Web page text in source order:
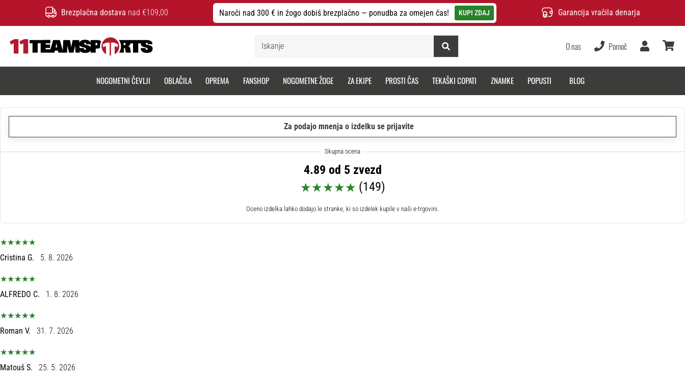
Brezplačna dostava nad €109,00 Naroči nad 300 € in žogo dobiš brezplačno — ponudba za omejen čas! KUPI ZDAJ Garancija vračila denarja
Iskanje
O nas Pomoč
Uporabnik
NOGOMETNI ČEVLJI OBLAČILA OPREMA FANSHOP NOGOMETNE ŽOGE ZA EKIPE PROSTI ČAS TEKAŠKI COPATI ZNAMKE POPUSTI BLOG
Za podajo mnenja o izdelku se prijavite
4.89 od 5 zvezd
(149)
Oceno izdelka lahko dodajo le stranke, ki so izdelek kupile v naši e-trgovini.
Cristina G. 5. 8. 2026
ALFREDO C. 1. 8. 2026
Roman V. 31. 7. 2026
Matouš S. 25. 5. 2026